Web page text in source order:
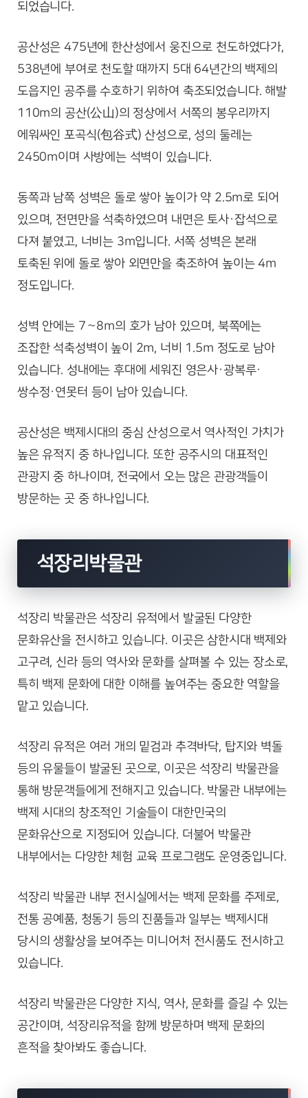
되었습니다.
공산성은 475년에 한산성에서 웅진으로 천도하였다가,
538년에 부여로 천도할 때까지 5대 64년간의 백제의
도읍지인 공주를 수호하기 위하여 축조되었습니다. 해발
110m의 공산(公山)의 정상에서 서쪽의 봉우리까지
에워싸인 포곡식(包谷式) 산성으로, 성의 둘레는
2450m이며 사방에는 석벽이 있습니다.
동쪽과 남쪽 성벽은 돌로 쌓아 높이가 약 2.5m로 되어
있으며, 전면만을 석축하였으며 내면은 토사·잡석으로
다져 붙였고, 너비는 3m입니다. 서쪽 성벽은 본래
토축된 위에 돌로 쌓아 외면만을 축조하여 높이는 4m
정도입니다.
성벽 안에는 7∼8m의 호가 남아 있으며, 북쪽에는
조잡한 석축성벽이 높이 2m, 너비 1.5m 정도로 남아
있습니다. 성내에는 후대에 세워진 영은사·광복루·
쌍수정·연못터 등이 남아 있습니다.
공산성은 백제시대의 중심 산성으로서 역사적인 가치가
높은 유적지 중 하나입니다. 또한 공주시의 대표적인
관광지 중 하나이며, 전국에서 오는 많은 관광객들이
방문하는 곳 중 하나입니다.
석장리박물관
석장리 박물관은 석장리 유적에서 발굴된 다양한
문화유산을 전시하고 있습니다. 이곳은 삼한시대 백제와
고구려, 신라 등의 역사와 문화를 살펴볼 수 있는 장소로,
특히 백제 문화에 대한 이해를 높여주는 중요한 역할을
맡고 있습니다.
석장리 유적은 여러 개의 밑검과 추격바닥, 탑지와 벽돌
등의 유물들이 발굴된 곳으로, 이곳은 석장리 박물관을
통해 방문객들에게 전해지고 있습니다. 박물관 내부에는
백제 시대의 창조적인 기술들이 대한민국의
문화유산으로 지정되어 있습니다. 더불어 박물관
내부에서는 다양한 체험 교육 프로그램도 운영중입니다.
석장리 박물관 내부 전시실에서는 백제 문화를 주제로,
전통 공예품, 청동기 등의 진품들과 일부는 백제시대
당시의 생활상을 보여주는 미니어처 전시품도 전시하고
있습니다.
석장리 박물관은 다양한 지식, 역사, 문화를 즐길 수 있는
공간이며, 석장리유적을 함께 방문하며 백제 문화의
흔적을 찾아봐도 좋습니다.